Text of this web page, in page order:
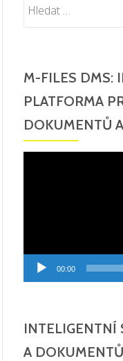
M-FILES DMS:
PLATFORMA
DOKUMENTŮ
00:00
INTELIGENTNÍ
A